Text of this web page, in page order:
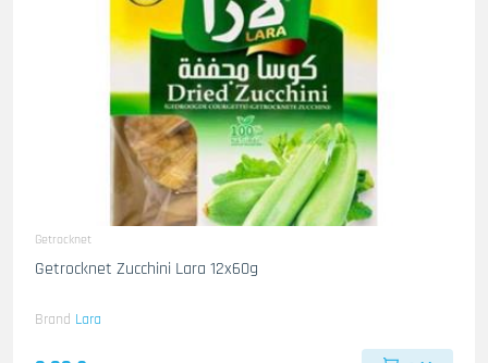
Getrocknet
Getrocknet Zucchini Lara 12x60g
Brand Lara